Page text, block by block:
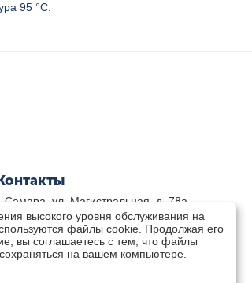
95 °C.
Самара, ул. Магистральная, д. 78а
800-333-33-79(звонок бесплатный)
211-03-15
Пт 8.30 - 17.30 Сб 9.00 - 16.00
zakaz@teplocity.com
высокого уровня обслуживания на
файлы cookie. Продолжая его
вы соглашаетесь с тем, что файлы
на вашем компьютере.